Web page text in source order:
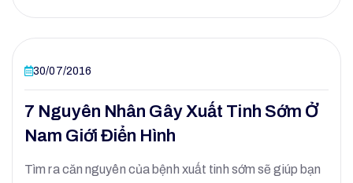
30/07/2016
7 Nguyên Nhân Gây Xuất Tinh Sớm Ở
Nam Giới Điển Hình
Tìm ra căn nguyên của bệnh xuất tinh sớm sẽ giúp bạn